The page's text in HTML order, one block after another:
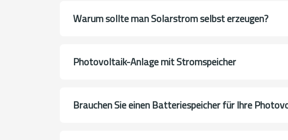
Warum sollte man Solarstrom selbst erzeugen?
Photovoltaik-Anlage mit Stromspeicher
Brauchen Sie einen Batteriespeicher für Ihre